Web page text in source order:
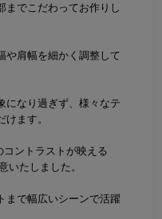
までこだわってお作りし
や肩幅を細かく調整して
になり過ぎず、様々なテ
ます。
コントラストが映える
たしました。
まで幅広いシーンで活躍